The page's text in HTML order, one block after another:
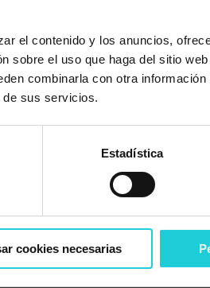
el contenido y los anuncios,
sobre el uso que haga del sitio
combinarla con otra
de sus servicios.
Estadística
cookies necesarias
, situado en la pelvis.
suele localizarse en el glúteo
la presión sobre el
etapa.